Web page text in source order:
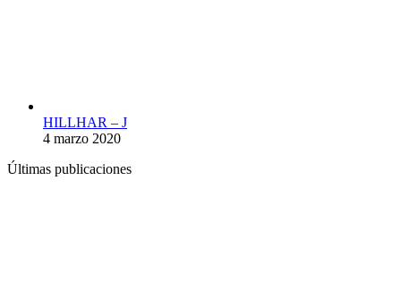
HILLHAR – J
4 marzo 2020
Últimas publicaciones